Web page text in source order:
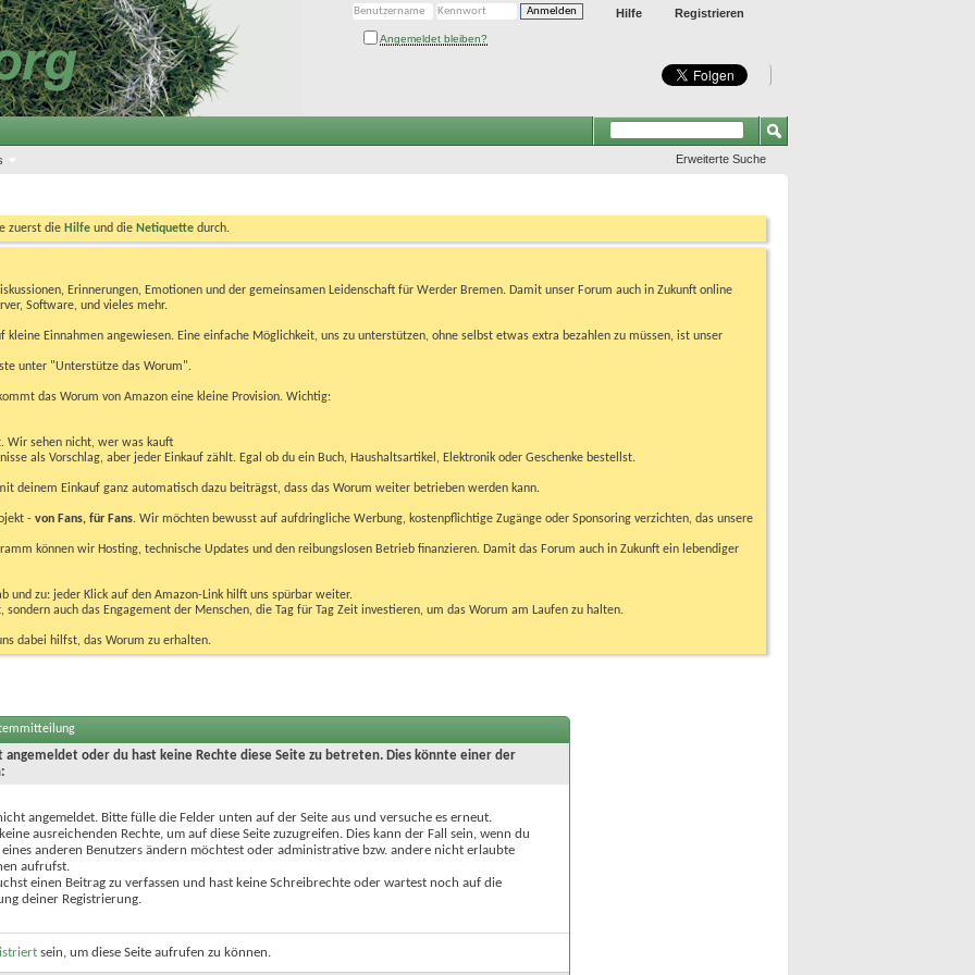
Registrieren
Hilfe
Angemeldet bleiben?
Erweiterte Suche
zuerst die Hilfe und die Netiquette durch.
Erinnerungen, Emotionen und der gemeinsamen Leidenschaft für Werder Bremen. Damit unser Forum auch in Zukunft online
Software, und vieles mehr.
kleine Einnahmen angewiesen. Eine einfache Möglichkeit, uns zu unterstützen, ohne selbst etwas extra bezahlen zu müssen, ist unser
unter "Unterstütze das Worum".
das Worum von Amazon eine kleine Provision. Wichtig:
Wir sehen nicht, wer was kauft
als Vorschlag, aber jeder Einkauf zählt. Egal ob du ein Buch, Haushaltsartikel, Elektronik oder Geschenke bestellst.
deinem Einkauf ganz automatisch dazu beiträgst, dass das Worum weiter betrieben werden kann.
- von Fans, für Fans. Wir möchten bewusst auf aufdringliche Werbung, kostenpflichtige Zugänge oder Sponsoring verzichten, das unsere
können wir Hosting, technische Updates und den reibungslosen Betrieb finanzieren. Damit das Forum auch in Zukunft ein lebendiger
zu: jeder Klick auf den Amazon-Link hilft uns spürbar weiter.
auch das Engagement der Menschen, die Tag für Tag Zeit investieren, um das Worum am Laufen zu halten.
dabei hilfst, das Worum zu erhalten.
angemeldet oder du hast keine Rechte diese Seite zu betreten. Dies könnte einer der
angemeldet. Bitte fülle die Felder unten auf der Seite aus und versuche es erneut.
ausreichenden Rechte, um auf diese Seite zuzugreifen. Dies kann der Fall sein, wenn du
eines anderen Benutzers ändern möchtest oder administrative bzw. andere nicht erlaubte
aufrufst.
einen Beitrag zu verfassen und hast keine Schreibrechte oder wartest noch auf die
deiner Registrierung.
sein, um diese Seite aufrufen zu können.